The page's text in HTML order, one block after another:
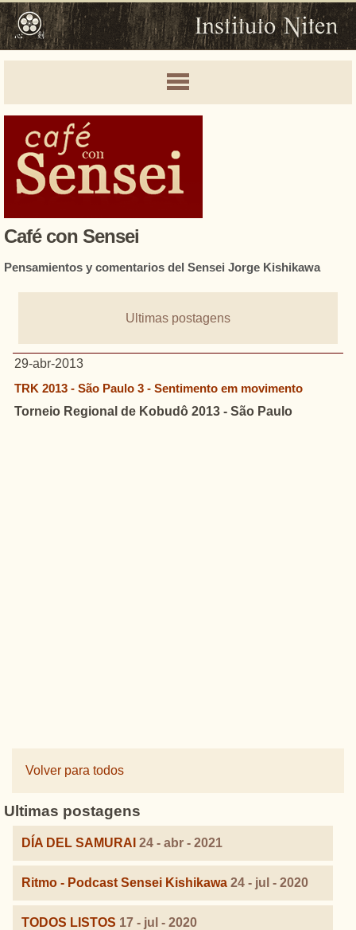
Café con Sensei
Pensamientos y comentarios del Sensei Jorge Kishikawa
Ultimas postagens
29-abr-2013
TRK 2013 - São Paulo 3 - Sentimento em movimento
Torneio Regional de Kobudô 2013 - São Paulo
Volver para todos
Ultimas postagens
DÍA DEL SAMURAI 24 - abr - 2021
Ritmo - Podcast Sensei Kishikawa 24 - jul - 2020
TODOS LISTOS 17 - jul - 2020